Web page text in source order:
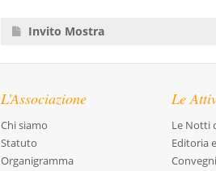
Invito Mostra
L’Associazione
Chi siamo
Statuto
Organigramma
Le
Le Notti
Editoria
Convegni